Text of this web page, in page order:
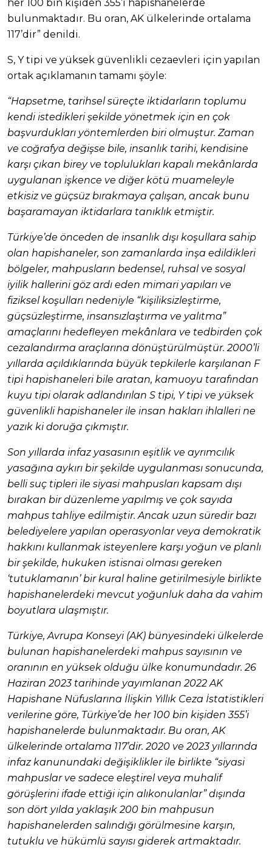
her 100 bin kişiden 355’i hapishanelerde
bulunmaktadır. Bu oran, AK ülkelerinde ortalama
117’dir” denildi.
S, Y tipi ve yüksek güvenlikli cezaevleri için yapılan
ortak açıklamanın tamamı şöyle:
“Hapsetme, tarihsel süreçte iktidarların toplumu
kendi istedikleri şekilde yönetmek için en çok
başvurdukları yöntemlerden biri olmuştur. Zaman
ve coğrafya değişse bile, insanlık tarihi, kendisine
karşı çıkan birey ve toplulukları kapalı mekânlarda
uygulanan işkence ve diğer kötü muameleyle
etkisiz ve güçsüz bırakmaya çalışan, ancak bunu
başaramayan iktidarlara tanıklık etmiştir.
Türkiye’de önceden de insanlık dışı koşullara sahip
olan hapishaneler, son zamanlarda inşa edildikleri
bölgeler, mahpusların bedensel, ruhsal ve sosyal
iyilik hallerini göz ardı eden mimari yapıları ve
fiziksel koşulları nedeniyle “kişiliksizleştirme,
güçsüzleştirme, insansızlaştırma ve yalıtma”
amaçlarını hedefleyen mekânlara ve tedbirden çok
cezalandırma araçlarına dönüştürülmüştür. 2000’li
yıllarda açıldıklarında büyük tepkilerle karşılanan F
tipi hapishaneleri bile aratan, kamuoyu tarafından
kuyu tipi olarak adlandırılan S tipi, Y tipi ve yüksek
güvenlikli hapishaneler ile insan hakları ihlalleri ne
yazık ki doruğa çıkmıştır.
Son yıllarda infaz yasasının eşitlik ve ayrımcılık
yasağına aykırı bir şekilde uygulanması sonucunda,
belli suç tipleri ile siyasi mahpusları kapsam dışı
bırakan bir düzenleme yapılmış ve çok sayıda
mahpus tahliye edilmiştir. Ancak uzun süredir bazı
belediyelere yapılan operasyonlar veya demokratik
hakkını kullanmak isteyenlere karşı yoğun ve planlı
bir şekilde, hukuken istisnai olması gereken
‘tutuklamanın’ bir kural haline getirilmesiyle birlikte
hapishanelerdeki mevcut yoğunluk daha da vahim
boyutlara ulaşmıştır.
Türkiye, Avrupa Konseyi (AK) bünyesindeki ülkelerde
bulunan hapishanelerdeki mahpus sayısının ve
oranının en yüksek olduğu ülke konumundadır. 26
Haziran 2023 tarihinde yayımlanan 2022 AK
Hapishane Nüfuslarına İlişkin Yıllık Ceza İstatistikleri
verilerine göre, Türkiye’de her 100 bin kişiden 355’i
hapishanelerde bulunmaktadır. Bu oran, AK
ülkelerinde ortalama 117’dir. 2020 ve 2023 yıllarında
infaz kanunundaki değişiklikler ile birlikte “siyasi
mahpuslar ve sadece eleştirel veya muhalif
görüşlerini ifade ettiği için alıkonulanlar” dışında
son dört yılda yaklaşık 200 bin mahpusun
hapishanelerden salındığı görülmesine karşın,
tutuklu ve hükümlü sayısı giderek artmaktadır.